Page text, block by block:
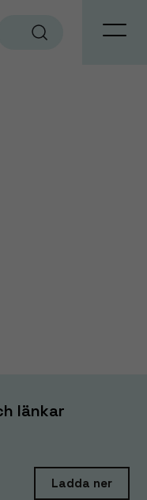
länkar
Ladda ner